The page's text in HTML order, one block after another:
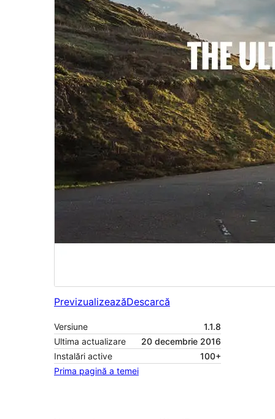
PrevizualizeazăDescarcă
Versiune
1.1.8
Ultima actualizare
20 decembrie 2016
Instalări active
100+
Prima pagină a temei